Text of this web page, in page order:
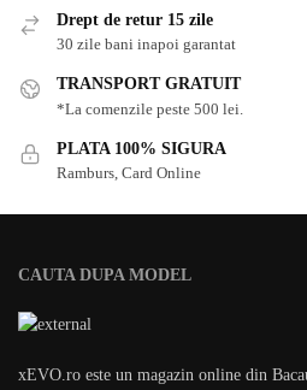
Drept de retur 15 zile
30 zile bani inapoi garantat
TRANSPORT GRATUIT
*La comenzile peste 500 lei.
PLATA 100% SIGURA
Ramburs, Card Online
CAUTA DUPA MODEL
xEVO.ro este un magazin online din